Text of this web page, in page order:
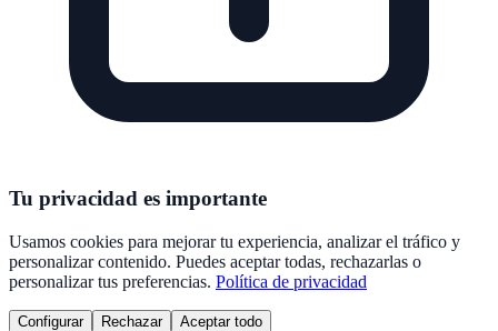
Tu privacidad es importante
Usamos cookies para mejorar tu experiencia, analizar el tráfico y
personalizar contenido. Puedes aceptar todas, rechazarlas o
personalizar tus preferencias. Política de privacidad
Configurar Rechazar Aceptar todo